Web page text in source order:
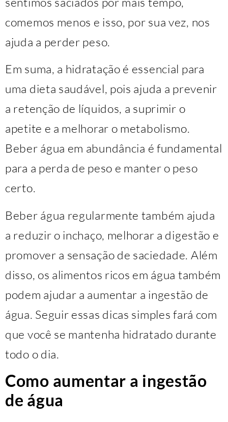
comemos menos e isso, por sua vez, nos
ajuda a perder peso.
Em suma, a hidratação é essencial para
uma dieta saudável, pois ajuda a prevenir
a retenção de líquidos, a suprimir o
apetite e a melhorar o metabolismo.
Beber água em abundância é fundamental
para a perda de peso e manter o peso
certo.
Beber água regularmente também ajuda
a reduzir o inchaço, melhorar a digestão e
promover a sensação de saciedade. Além
disso, os alimentos ricos em água também
podem ajudar a aumentar a ingestão de
água. Seguir essas dicas simples fará com
que você se mantenha hidratado durante
todo o dia.
Como aumentar a ingestão
de água